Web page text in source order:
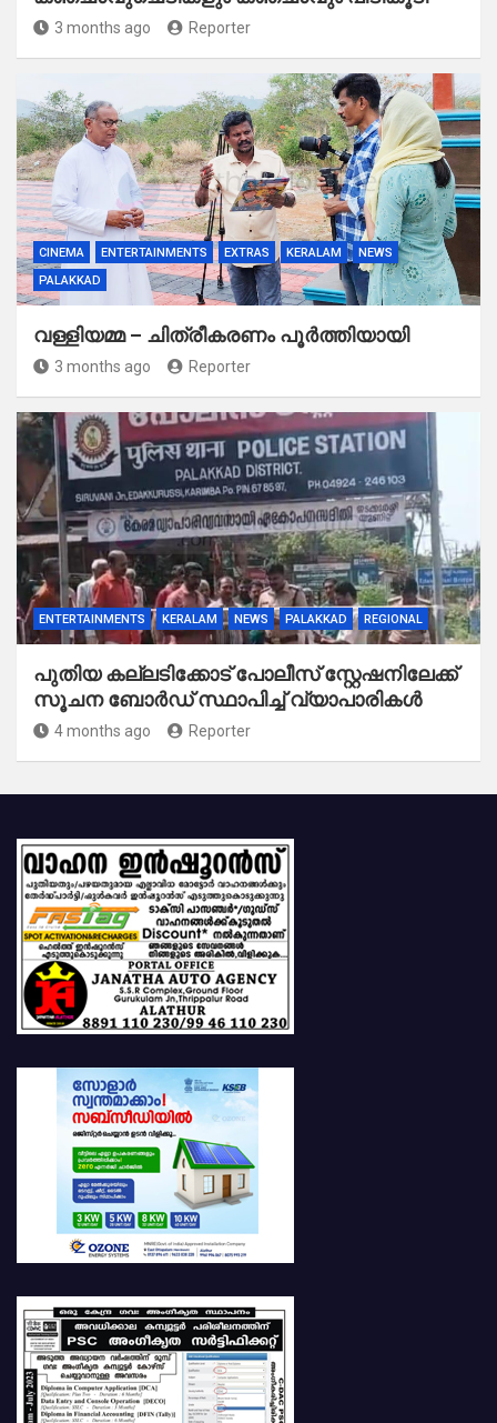
3 months ago Reporter
CINEMA ENTERTAINMENTS EXTRAS KERALAM
NEWS
PALAKKAD
വള്ളിയമ്മ – ചിത്രീകരണം പൂർത്തിയായി
3 months ago Reporter
ENTERTAINMENTS KERALAM NEWS PALAKKAD REGIONAL
പുതിയ കല്ലടിക്കോട് പോലീസ് സ്റ്റേഷനിലേക്ക്
സൂചന ബോർഡ് സ്ഥാപിച്ച് വ്യാപാരികൾ
4 months ago Reporter